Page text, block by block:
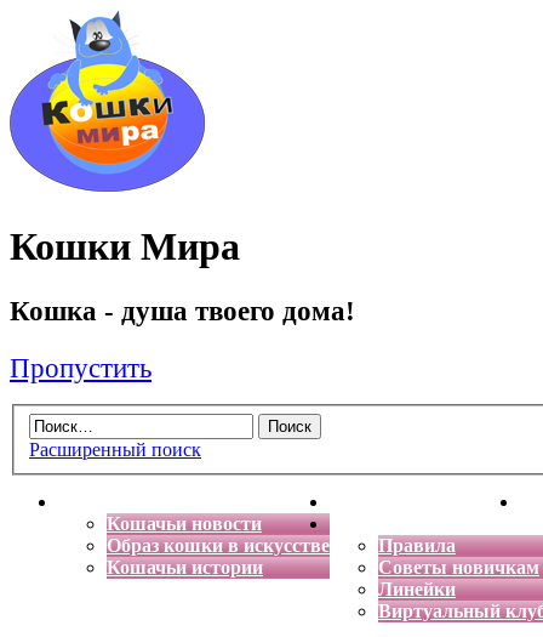
Кошки Мира
Кошка - душа твоего дома!
Пропустить
Расширенный поиск
Кошачьи новости
Образ кошки в искусстве
Кошачьи истории
Энциклопедия кошек
Правила
Советы новичкам
Линейки
Виртуальный